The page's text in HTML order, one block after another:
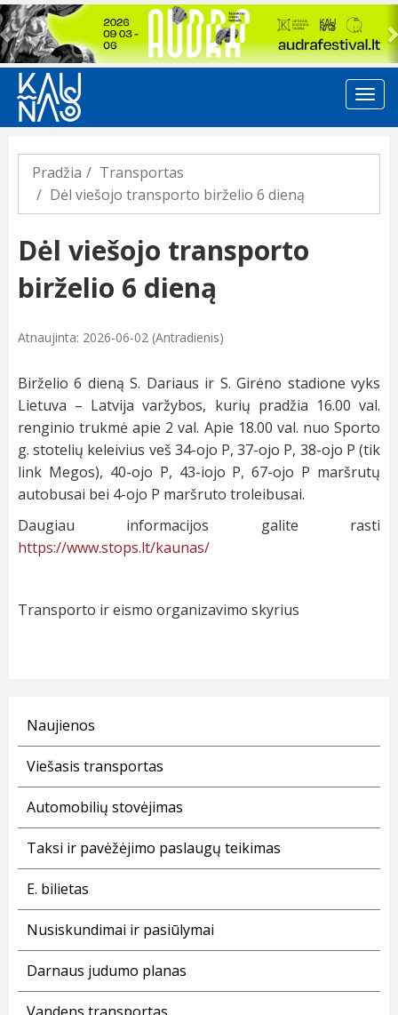
Previous
Pradžia
Transportas
Dėl viešojo transporto birželio 6 dieną
Dėl viešojo transporto
birželio 6 dieną
Atnaujinta: 2026-06-02 (Antradienis)
Birželio 6 dieną S. Dariaus ir S. Girėno stadione vyks
Lietuva – Latvija varžybos, kurių pradžia 16.00 val.
renginio trukmė apie 2 val. Apie 18.00 val. nuo Sporto
g. stotelių keleivius veš 34-ojo P, 37-ojo P, 38-ojo P (tik
link Megos), 40-ojo P, 43-iojo P, 67-ojo P maršrutų
autobusai bei 4-ojo P maršruto troleibusai.
Daugiau informacijos galite rasti
https://www.stops.lt/kaunas/
Transporto ir eismo organizavimo skyrius
Naujienos
Viešasis transportas
Automobilių stovėjimas
Taksi ir pavėžėjimo paslaugų teikimas
E. bilietas
Nusiskundimai ir pasiūlymai
Darnaus judumo planas